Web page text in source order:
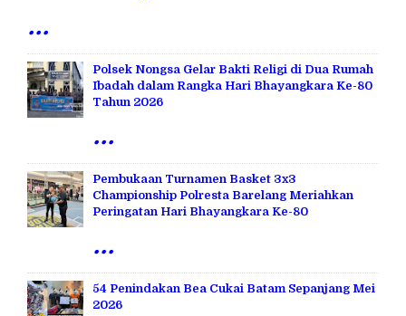
...
Polsek Nongsa Gelar Bakti Religi di Dua Rumah
Ibadah dalam Rangka Hari Bhayangkara Ke-80
Tahun 2026
...
Pembukaan Turnamen Basket 3x3
Championship Polresta Barelang Meriahkan
Peringatan Hari Bhayangkara Ke-80
...
54 Penindakan Bea Cukai Batam Sepanjang Mei
2026